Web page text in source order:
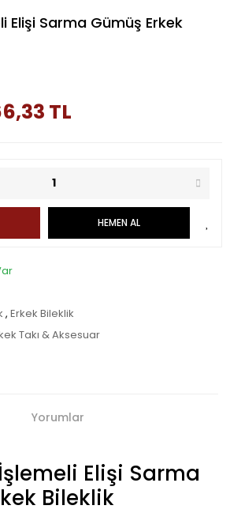
Elişi Sarma Gümüş Erkek
TL
HEMEN AL
, Erkek Bileklik
Takı & Aksesuar
Yorumlar
Elişi Sarma
Bileklik